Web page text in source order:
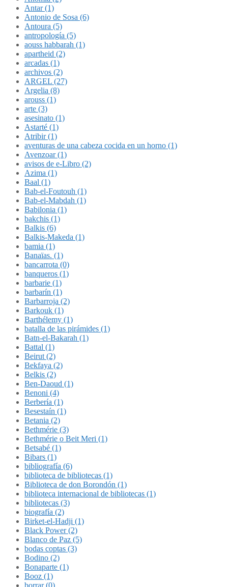
Antar (1)
Antonio de Sosa (6)
Antoura (5)
antropología (5)
aouss habbarah (1)
apartheid (2)
arcadas (1)
archivos (2)
ARGEL (27)
Argelia (8)
arouss (1)
arte (3)
asesinato (1)
Astarté (1)
Atribir (1)
aventuras de una cabeza cocida en un horno (1)
Avenzoar (1)
avisos de e-Libro (2)
Azima (1)
Baal (1)
Bab-el-Foutouh (1)
Bab-el-Mabdah (1)
Babilonia (1)
bakchis (1)
Balkis (6)
Balkis-Makeda (1)
bamia (1)
Banaïas. (1)
bancarrota (0)
banqueros (1)
barbarie (1)
barbarín (1)
Barbarroja (2)
Barkouk (1)
Barthélemy (1)
batalla de las pirámides (1)
Batn-el-Bakarah (1)
Battal (1)
Beirut (2)
Bekfaya (2)
Belkis (2)
Ben-Daoud (1)
Benoni (4)
Berbería (1)
Besestaín (1)
Betania (2)
Bethmérie (3)
Bethmérie o Beit Meri (1)
Betsabé (1)
Bibars (1)
bibliografía (6)
biblioteca de bibliotecas (1)
Biblioteca de don Borondón (1)
biblioteca internacional de bibliotecas (1)
bibliotecas (3)
biografía (2)
Birket-el-Hadji (1)
Black Power (2)
Blanco de Paz (5)
bodas coptas (3)
Bodino (2)
Bonaparte (1)
Booz (1)
borrar (0)